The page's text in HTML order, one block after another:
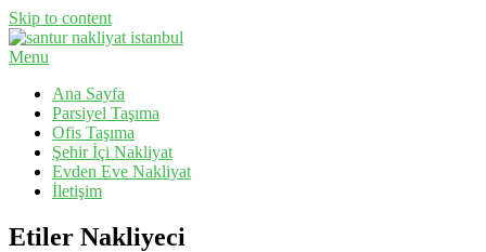
Skip to content
Santur Nakliyat
Menu
Ana Sayfa
Parsiyel Taşıma
Ofis Taşıma
Şehir İçi Nakliyat
Evden Eve Nakliyat
İletişim
Etiler Nakliyeci